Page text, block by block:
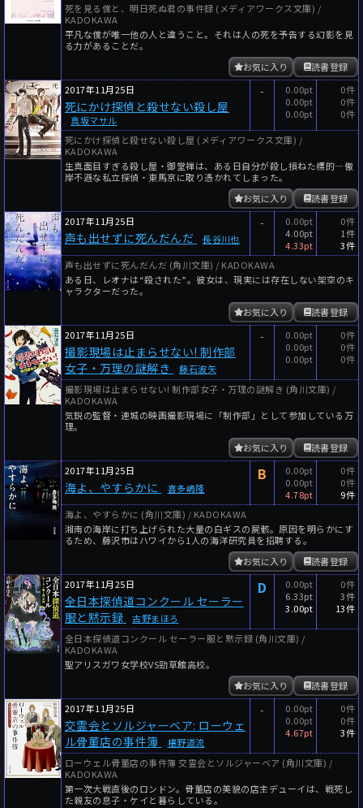
死を見る僕と、明日死ぬ君の事件録 (メディアワークス文庫) /
KADOKAWA
平凡な僕が唯一他の人と違うこと。それは人の死を予告する幻影を見
る力があることだ。
読書登録
お気に入り
2017年11月25日
死にかけ探偵と殺せない殺し屋
真坂マサル
-
0.00pt
0.00pt
0.00pt
0件
0件
0件
死にかけ探偵と殺せない殺し屋 (メディアワークス文庫) /
KADOKAWA
生真面目すぎる殺し屋・御堂禅は、ある日自分が殺し損ねた標的―傲
岸不遜な私立探偵・東馬京に取り憑かれてしまった。
読書登録
お気に入り
2017年11月25日
声も出せずに死んだんだ 長谷川也
-
0.00pt
4.00pt
4.33pt
0件
1件
3件
声も出せずに死んだんだ (角川文庫) / KADOKAWA
ある日、レオナは“殺された”。彼女は、現実には存在しない架空のキ
ャラクターだった。
読書登録
お気に入り
2017年11月25日
撮影現場は止まらせない! 制作部
女子・万理の謎解き
藤石波矢
-
0.00pt
0.00pt
0.00pt
0件
0件
0件
撮影現場は止まらせない! 制作部女子・万理の謎解き (角川文庫) /
KADOKAWA
気鋭の監督・連城の映画撮影現場に「制作部」として参加している万
理。
読書登録
お気に入り
2017年11月25日
海よ、やすらかに 喜多嶋隆
B
0.00pt
0.00pt
4.78pt
0件
0件
9件
海よ、やすらかに (角川文庫) / KADOKAWA
湘南の海岸に打ち上げられた大量の白ギスの屍骸。原因を明らかにす
るため、藤沢市はハワイから1人の海洋研究員を招聘する。
読書登録
お気に入り
2017年11月25日
全日本探偵道コンクール セーラー
服と黙示録
古野まほろ
D
0.00pt
6.33pt
3.00pt
0件
3件
13件
全日本探偵道コンクール セーラー服と黙示録 (角川文庫) /
KADOKAWA
聖アリスガワ女学校VS勁草館高校。
読書登録
お気に入り
2017年11月25日
交霊会とソルジャーベア: ローウェ
ル骨董店の事件簿
椹野道流
-
0.00pt
0.00pt
4.67pt
0件
0件
3件
ローウェル骨董店の事件簿 交霊会とソルジャーベア (角川文庫) /
KADOKAWA
第一次大戦直後のロンドン。骨董店の美貌の店主デューイは、戦死し
た親友の息子・ケイと暮らしている。